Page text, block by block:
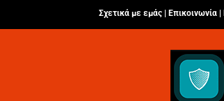
Σχετικά με εμάς | Επικοινωνία